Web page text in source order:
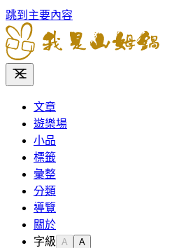
跳到主要內容
文章
遊樂場
小品
標籤
彙整
分類
導覽
關於
字級 A A